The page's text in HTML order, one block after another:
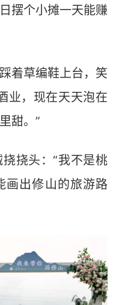
摆个小摊一天能赚
草编鞋上台，笑
业，现在天天泡在
甜。”
挠头：“我不是桃
画出修山的旅游路